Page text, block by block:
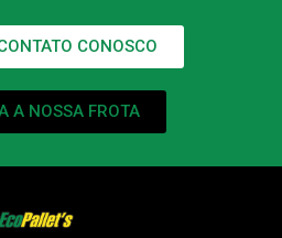
CONOSCO
A NOSSA FROTA